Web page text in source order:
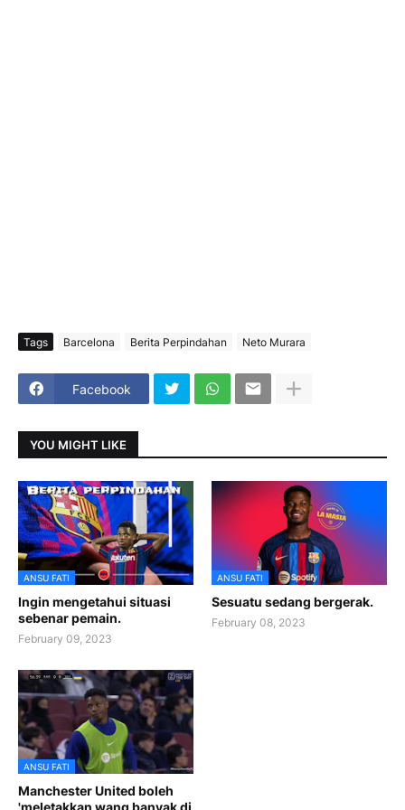
Tags Barcelona Berita Perpindahan Neto Murara
Facebook
YOU MIGHT LIKE
ANSU FATI
Ingin mengetahui situasi
sebenar pemain.
February 09, 2023
ANSU FATI
Sesuatu sedang bergerak.
February 08, 2023
ANSU FATI
Manchester United boleh
'meletakkan wang banyak di